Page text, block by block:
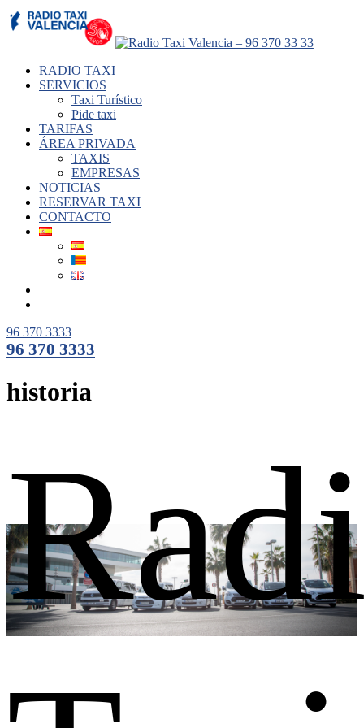
RADIO TAXI
SERVICIOS
Taxi Turístico
Pide taxi
TARIFAS
ÁREA PRIVADA
TAXIS
EMPRESAS
NOTICIAS
RESERVAR TAXI
CONTACTO
96 370 3333
96 370 3333
historia